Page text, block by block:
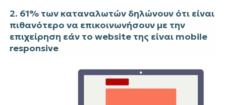
2. 61% των καταναλωτών δηλώνουν ότι είναι
πιθανότερο να επικοινωνήσουν με την
επιχείρηση εάν το website της είναι mobile
responsive